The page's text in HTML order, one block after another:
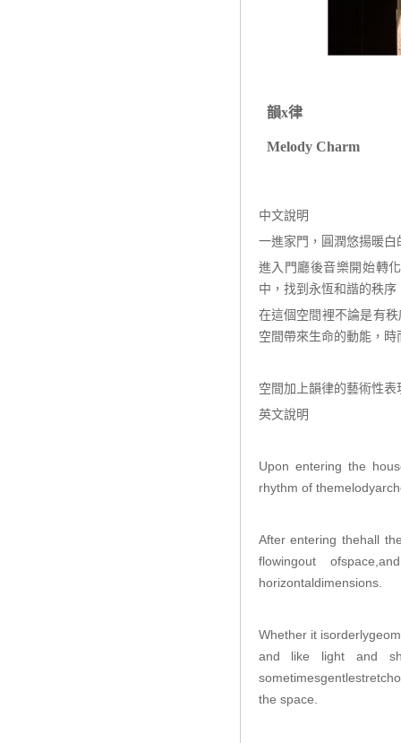
韻x律
Melody Charm
中文說明
一進家門，圓潤悠揚暖
進入門廳後音樂開始轉
中，找到永恆和諧的秩序
在這個空間裡不論是有
空間帶來生命的動能，
空間加上韻律的藝術性
英文說明
Upon entering the
rhythm of themelody
After entering thehall
flowingout ofspace, and
horizontaldimensions.
Whether it isorderly
and like light and
sometimesgentlestretch
the space